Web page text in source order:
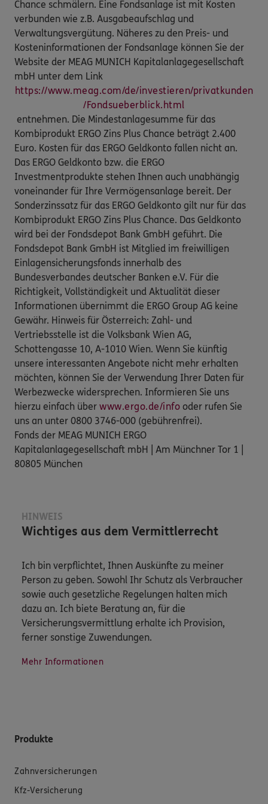
Chance schmälern. Eine Fondsanlage ist mit Kosten
verbunden wie z.B. Ausgabeaufschlag und
Verwaltungsvergütung. Näheres zu den Preis- und
Kosteninformationen der Fondsanlage können Sie der
Website der MEAG MUNICH Kapitalanlagegesellschaft
mbH unter dem Link
https://www.meag.com/de/investieren/privatkunden
/Fondsueberblick.html
entnehmen. Die Mindestanlagesumme für das
Kombiprodukt ERGO Zins Plus Chance beträgt 2.400
Euro. Kosten für das ERGO Geldkonto fallen nicht an.
Das ERGO Geldkonto bzw. die ERGO
Investmentprodukte stehen Ihnen auch unabhängig
voneinander für Ihre Vermögensanlage bereit. Der
Sonderzinssatz für das ERGO Geldkonto gilt nur für das
Kombiprodukt ERGO Zins Plus Chance. Das Geldkonto
wird bei der Fondsdepot Bank GmbH geführt. Die
Fondsdepot Bank GmbH ist Mitglied im freiwilligen
Einlagensicherungsfonds innerhalb des
Bundesverbandes deutscher Banken e.V. Für die
Richtigkeit, Vollständigkeit und Aktualität dieser
Informationen übernimmt die ERGO Group AG keine
Gewähr. Hinweis für Österreich: Zahl- und
Vertriebsstelle ist die Volksbank Wien AG,
Schottengasse 10, A-1010 Wien. Wenn Sie künftig
unsere interessanten Angebote nicht mehr erhalten
möchten, können Sie der Verwendung Ihrer Daten für
Werbezwecke widersprechen. Informieren Sie uns
hierzu einfach über www.ergo.de/info oder rufen Sie
uns an unter 0800 3746-000 (gebührenfrei).
Fonds der MEAG MUNICH ERGO
Kapitalanlagegesellschaft mbH | Am Münchner Tor 1 |
80805 München
HINWEIS
Wichtiges aus dem Vermittlerrecht
Ich bin verpflichtet, Ihnen Auskünfte zu meiner
Person zu geben. Sowohl Ihr Schutz als Verbraucher
sowie auch gesetzliche Regelungen halten mich
dazu an. Ich biete Beratung an, für die
Versicherungsvermittlung erhalte ich Provision,
ferner sonstige Zuwendungen.
Mehr Informationen
Produkte
Zahnversicherungen
Kfz-Versicherung